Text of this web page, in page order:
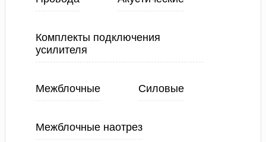
Комплекты подключения
усилителя
Межблочные Силовые
Межблочные наотрез